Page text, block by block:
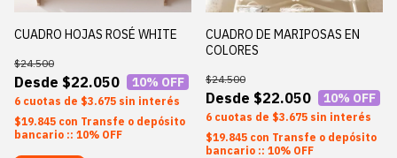
CUADRO HOJAS ROSÉ WHITE
$22.050
$24.500
10% OFF
6 $3.675 sin interés
$19.845 con Transfe o depósito
bancario :: 10% OFF
CUADRO DE MARIPOSAS EN
COLORES
$22.050
$24.500
10% OFF
6 $3.675 sin interés
$19.845 con Transfe o depósito
bancario :: 10% OFF